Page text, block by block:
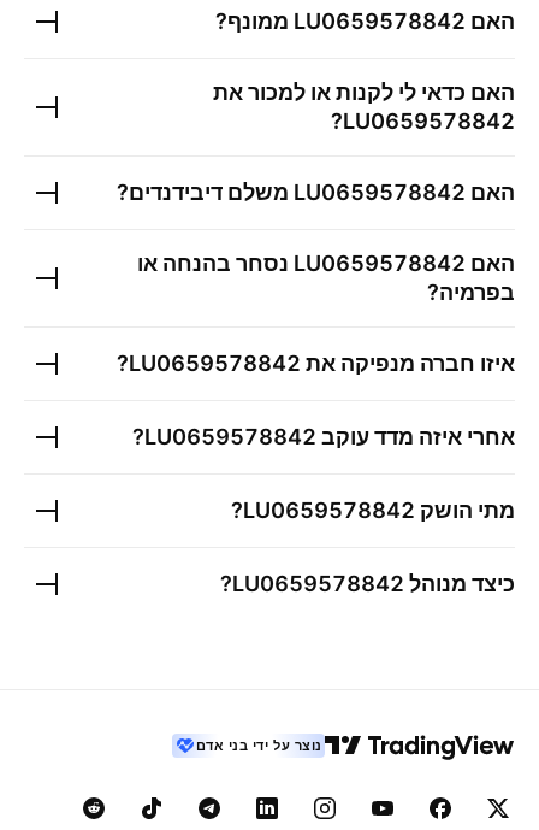
האם LU0659578842 ממונף?
האם כדאי לי לקנות או למכור את
LU0659578842
?
האם LU0659578842 משלם דיבידנדים?
האם LU0659578842 נסחר בהנחה או
בפרמיה?
איזו חברה מנפיקה את LU0659578842
?
אחרי איזה מדד עוקב LU0659578842
?
מתי הושק LU0659578842
?
כיצד מנוהל LU0659578842
?
נוצר על ידי בני אדם